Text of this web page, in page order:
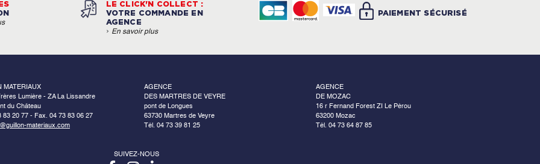
LE CLICK'N COLLECT :
VOTRE COMMANDE EN
AGENCE
› En savoir plus
PAIEMENT SÉCURISÉ
MATERIAUX
Lumière - ZA La Lissandre
du Château
83 20 77 - Fax. 04 73 83 06 27
materiaux.com
AGENCE
DES MARTRES DE VEYRE
pont de Longues
63730 Martres de Veyre
Tél. 04 73 39 81 25
AGENCE
DE MOZAC
16 r Fernand Forest ZI Le Pérou
63200 Mozac
Tél. 04 73 64 87 85
SUIVEZ-NOUS